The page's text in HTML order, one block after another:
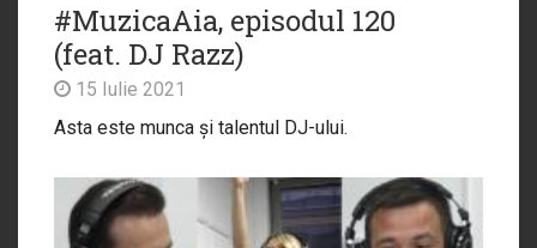
#MuzicaAia, episodul 120
(feat. DJ Razz)
15 Iulie 2021
Asta este munca și talentul DJ-ului.